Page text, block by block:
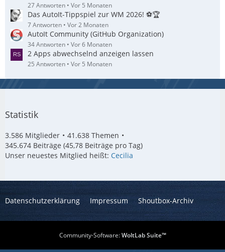
27 Antworten Vor 5 Monaten
Das AutoIt-Tippspiel zur WM 2026! ⚽🏆
7 Antworten Vor 2 Monaten
AutoIt Community (GitHub Organization)
34 Antworten Vor 6 Monaten
2 Apps abwechselnd anzeigen lassen
25 Antworten Vor 5 Monaten
Statistik
3.586 Mitglieder
41.638 Themen
345.674 Beiträge (45,78 Beiträge pro Tag)
Unser neuestes Mitglied heißt: Cecilia
Datenschutzerklärung Impressum Shoutbox-Archiv
Community-Software:WoltLab Suite™